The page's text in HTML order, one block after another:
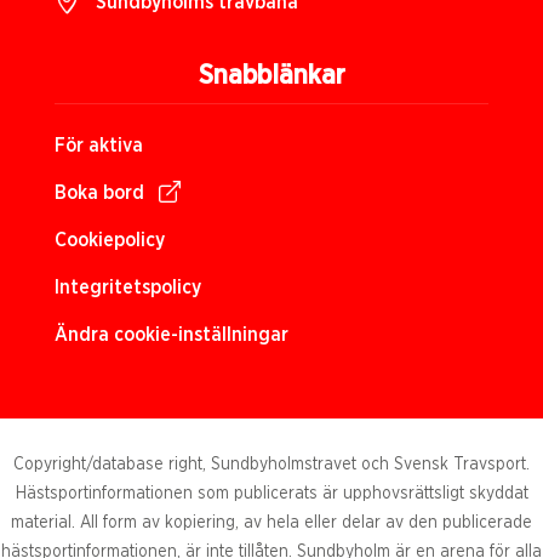
Snabblänkar
För aktiva
Boka bord
Cookiepolicy
Integritetspolicy
Ändra cookie-inställningar
Copyright/database right, Sundbyholmstravet och Svensk Travsport.
Hästsportinformationen som publicerats är upphovsrättsligt skyddat
material. All form av kopiering, av hela eller delar av den publicerade
hästsportinformationen, är inte tillåten. Sundbyholm är en arena för alla